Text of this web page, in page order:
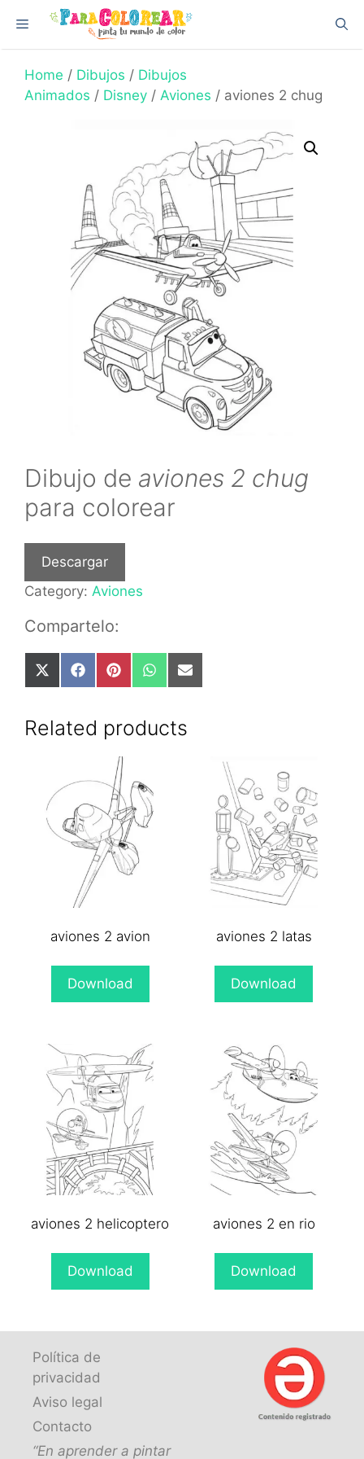
content
Menu
Home / Dibujos / Dibujos
Animados / Disney / Aviones / aviones 2 chug
Dibujo de aviones 2 chug
para colorear
Descargar
Category: Aviones
Compartelo:
Share
on
(Twitter)
Share
on
Share
on
Share
on
Share
on
Related products
aviones 2 avion
Download
aviones 2 latas
Download
aviones 2 helicoptero
Download
aviones 2 en rio
Download
Política de
privacidad
Aviso legal
Contacto
“En aprender a pintar